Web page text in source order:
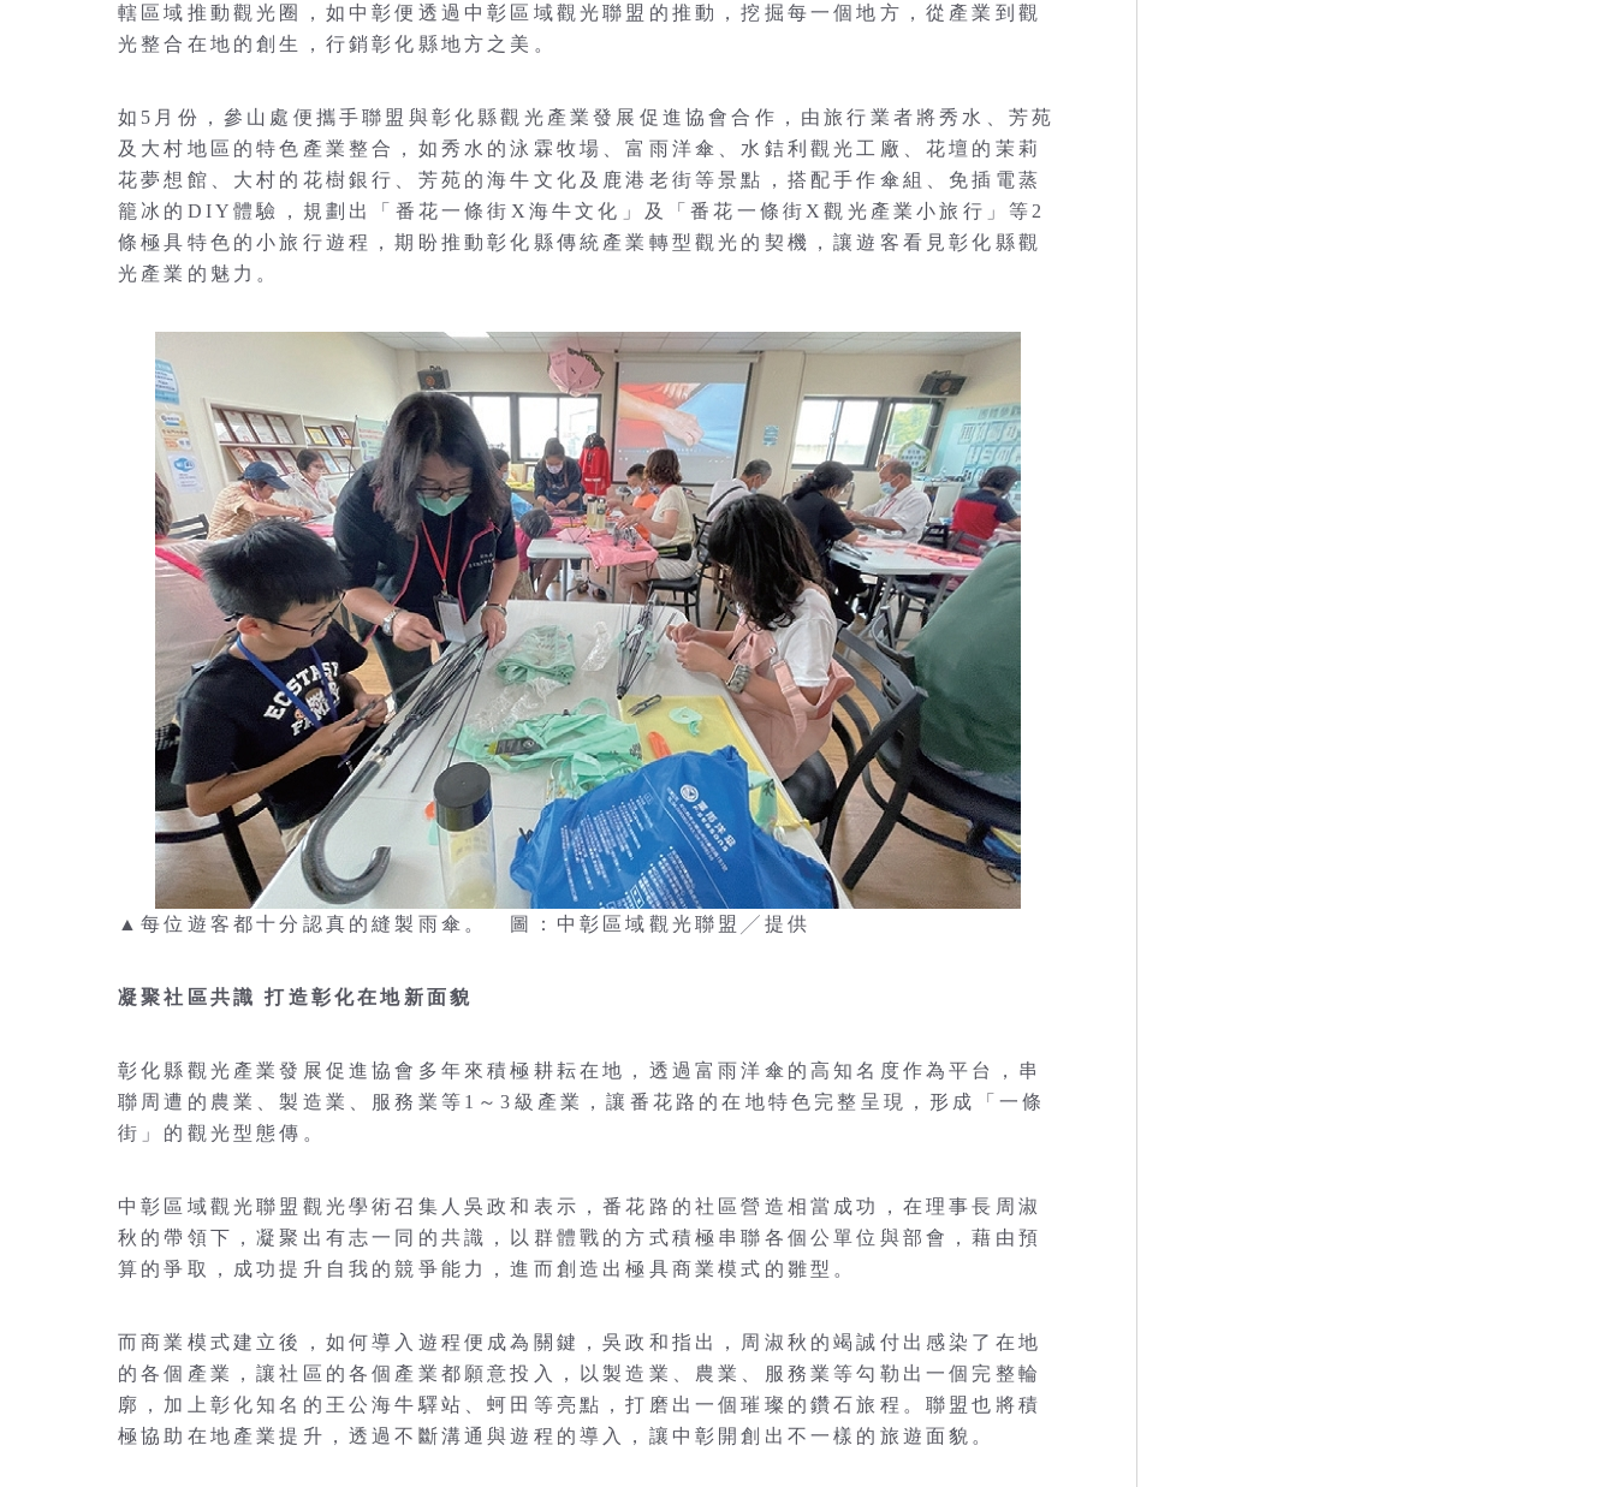
轄區域推動觀光圈，如中彰便透過中彰區域觀光聯盟的推動，挖掘每一個地方，從產業到觀
光整合在地的創生，行銷彰化縣地方之美。
如5月份，參山處便攜手聯盟與彰化縣觀光產業發展促進協會合作，由旅行業者將秀水、芳苑
及大村地區的特色產業整合，如秀水的泳霖牧場、富雨洋傘、水銡利觀光工廠、花壇的茉莉
花夢想館、大村的花樹銀行、芳苑的海牛文化及鹿港老街等景點，搭配手作傘組、免插電蒸
籠冰的DIY體驗，規劃出「番花一條街X海牛文化」及「番花一條街X觀光產業小旅行」等2
條極具特色的小旅行遊程，期盼推動彰化縣傳統產業轉型觀光的契機，讓遊客看見彰化縣觀
光產業的魅力。
▲每位遊客都十分認真的縫製雨傘。 圖：中彰區域觀光聯盟╱提供
凝聚社區共識 打造彰化在地新面貌
彰化縣觀光產業發展促進協會多年來積極耕耘在地，透過富雨洋傘的高知名度作為平台，串
聯周遭的農業、製造業、服務業等1～3級產業，讓番花路的在地特色完整呈現，形成「一條
街」的觀光型態傳。
中彰區域觀光聯盟觀光學術召集人吳政和表示，番花路的社區營造相當成功，在理事長周淑
秋的帶領下，凝聚出有志一同的共識，以群體戰的方式積極串聯各個公單位與部會，藉由預
算的爭取，成功提升自我的競爭能力，進而創造出極具商業模式的雛型。
而商業模式建立後，如何導入遊程便成為關鍵，吳政和指出，周淑秋的竭誠付出感染了在地
的各個產業，讓社區的各個產業都願意投入，以製造業、農業、服務業等勾勒出一個完整輪
廓，加上彰化知名的王公海牛驛站、蚵田等亮點，打磨出一個璀璨的鑽石旅程。聯盟也將積
極協助在地產業提升，透過不斷溝通與遊程的導入，讓中彰開創出不一樣的旅遊面貌。